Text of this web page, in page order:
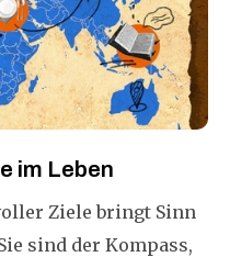
im Leben
Ziele bringt Sinn
sind der Kompass,